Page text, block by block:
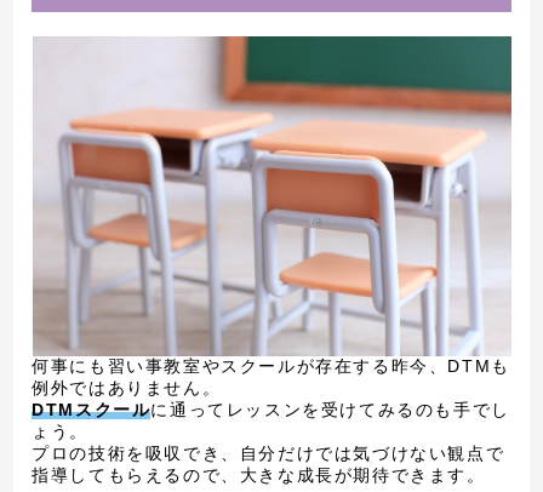
何事にも習い事教室やスクールが存在する昨今、DTMも
例外ではありません。
DTMスクールに通ってレッスンを受けてみるのも手でし
ょう。
プロの技術を吸収でき、自分だけでは気づけない観点で
指導してもらえるので、大きな成長が期待できます。